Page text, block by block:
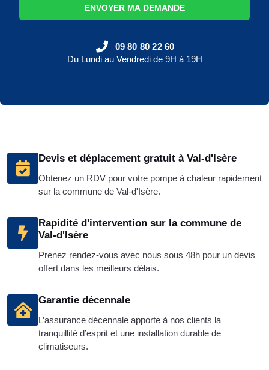
Devis et déplacement gratuit à Val-d'Isère
Obtenez un RDV pour votre pompe à chaleur rapidement
sur la commune de Val-d'Isère.
Rapidité d'intervention sur la commune de
Val-d'Isère
Prenez rendez-vous avec nous sous 48h pour un devis
offert dans les meilleurs délais.
Garantie décennale
L’assurance décennale apporte à nos clients la
tranquillité d’esprit et une installation durable de
climatiseurs.
ENVOYER MA DEMANDE
09 80 80 22 60
Du Lundi au Vendredi de 9H à 19H